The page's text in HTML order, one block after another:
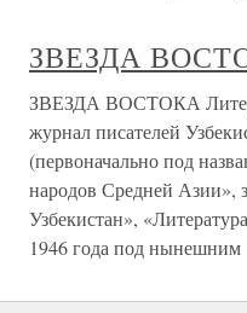
ЗВЕЗДА
ЗВЕЗДА ВОСТОКА
журнал писателей
(первоначально под
народов Средней Азии»,
Узбекистан»,
1946 года под нынешним